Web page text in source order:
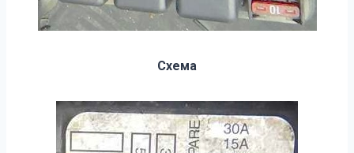
Схема